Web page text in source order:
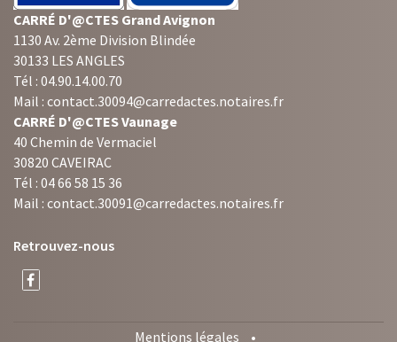
CARRÉ D'@CTES Grand Avignon
1130 Av. 2ème Division Blindée
30133 LES ANGLES
Tél : 04.90.14.00.70
Mail : contact.30094@carredactes.notaires.fr
CARRÉ D'@CTES Vaunage
40 Chemin de Vermaciel
30820 CAVEIRAC
Tél : 04 66 58 15 36
Mail : contact.30091@carredactes.notaires.fr
Retrouvez-nous
Mentions légales